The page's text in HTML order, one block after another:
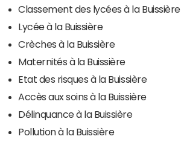
Classement des lycées à la Buissière
Lycée à la Buissière
Crèches à la Buissière
Maternités à la Buissière
Etat des risques à la Buissière
Accès aux soins à la Buissière
Délinquance à la Buissière
Pollution à la Buissière